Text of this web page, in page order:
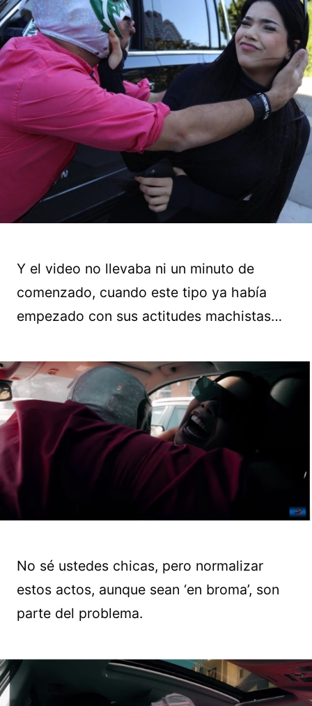
Y el video no llevaba ni un minuto de
comenzado, cuando este tipo ya había
empezado con sus actitudes machistas…
No sé ustedes chicas, pero normalizar
estos actos, aunque sean ‘en broma’, son
parte del problema.